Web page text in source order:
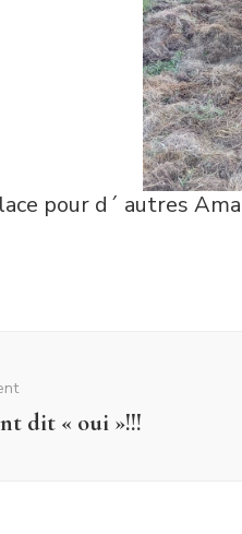
pour d´ autres
dit « oui »!!!